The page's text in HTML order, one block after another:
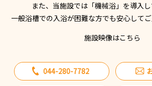
また、当施設では「機械浴」を導入し
一般浴槽での入浴が困難な方でも安心してご
施設映像はこちら
044-280-7782